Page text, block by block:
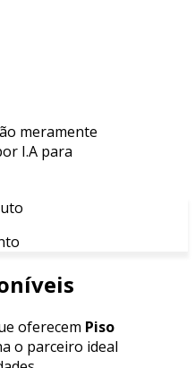
meramente
I.A para
oferecem Piso
o parceiro ideal